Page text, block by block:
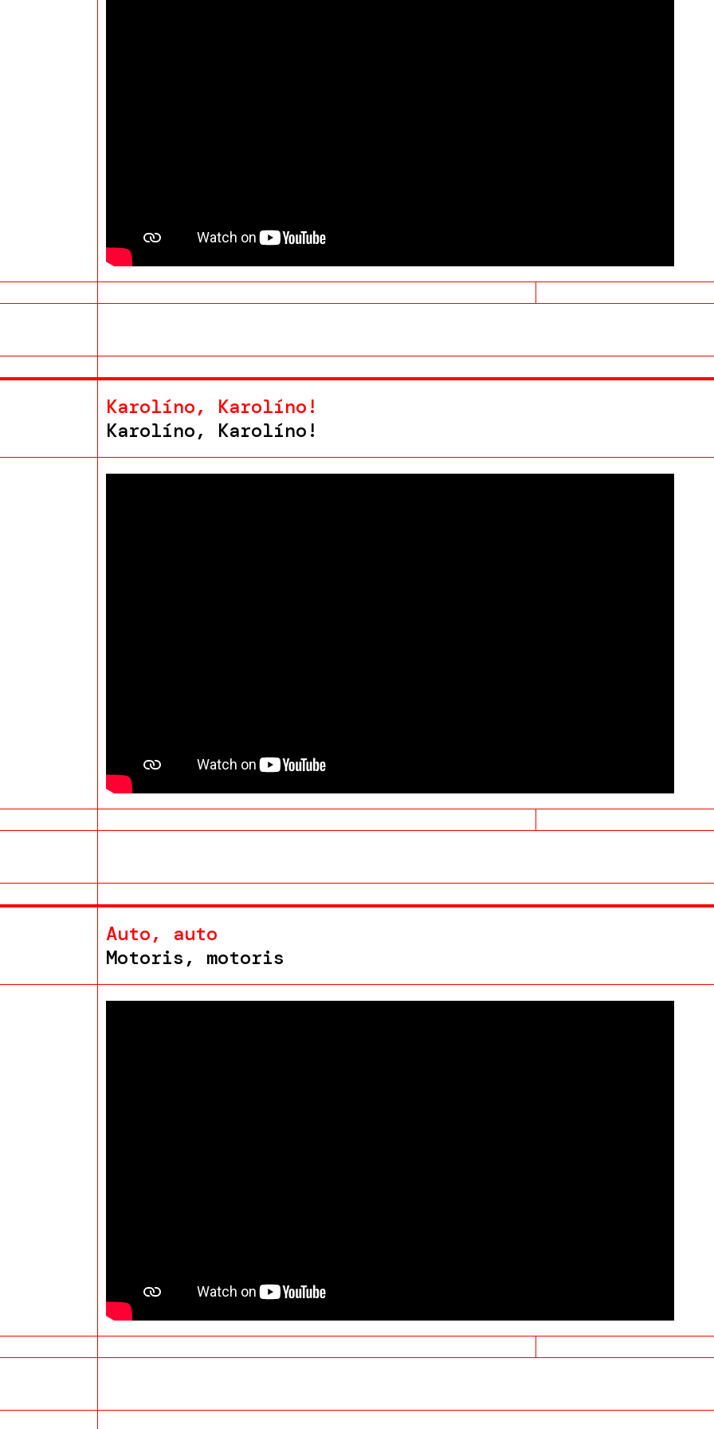
Karolíno, Karolíno!
Karolíno, Karolíno!
Auto, auto
Motoris, motoris